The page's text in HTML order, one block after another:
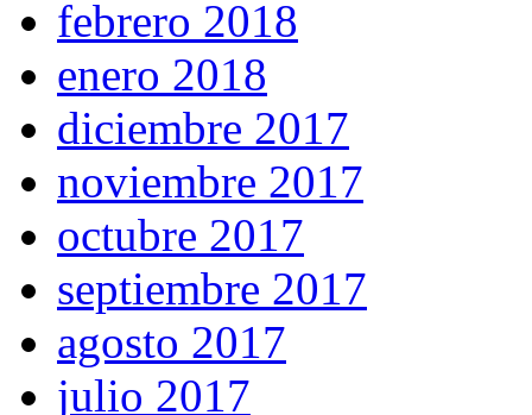
febrero 2018
enero 2018
diciembre 2017
noviembre 2017
octubre 2017
septiembre 2017
agosto 2017
julio 2017